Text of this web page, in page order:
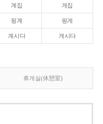
계집 게집
핑계 핑게
계시다 게시다
휴게실(休憩室)